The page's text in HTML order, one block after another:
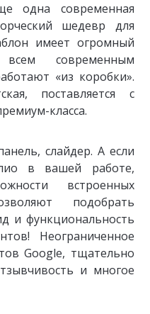
одна современная
шедевр для
имеет огромный
всем современным
«из коробки».
поставляется с
класса.
слайдер. А если
в вашей работе,
встроенных
подобрать
и функциональность
Неограниченное
Google, тщательно
и многое